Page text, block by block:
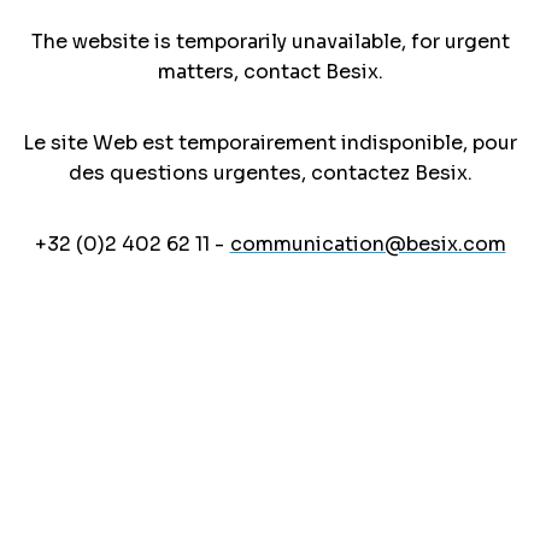
The website is temporarily unavailable, for urgent
matters, contact Besix.
Le site Web est temporairement indisponible, pour
des questions urgentes, contactez Besix.
+32 (0)2 402 62 11 - communication@besix.com